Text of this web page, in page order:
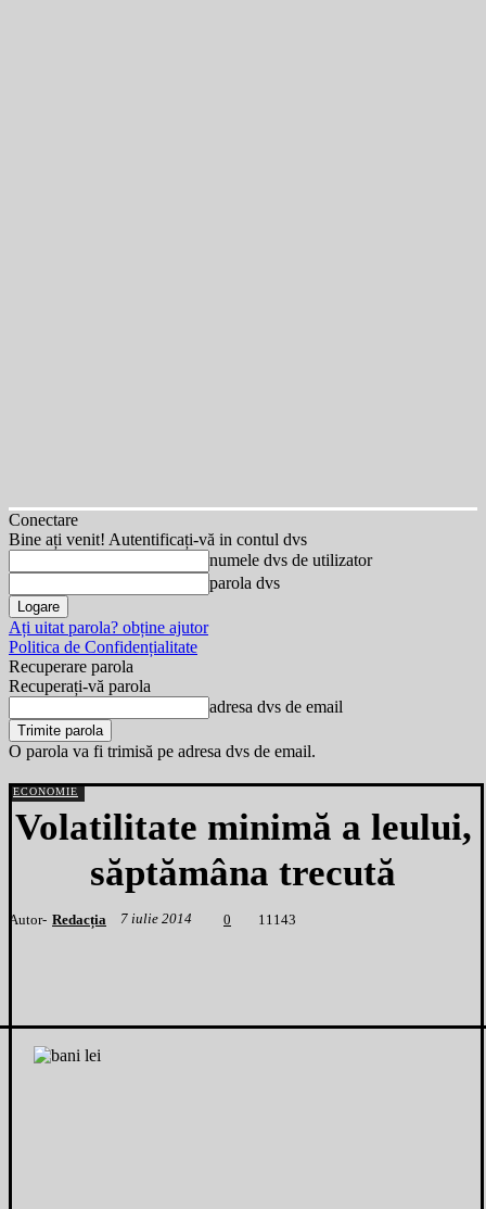
Conectare
Bine ați venit! Autentificați-vă in contul dvs
numele dvs de utilizator
parola dvs
Ați uitat parola? obține ajutor
Politica de Confidențialitate
Recuperare parola
Recuperați-vă parola
adresa dvs de email
O parola va fi trimisă pe adresa dvs de email.
ECONOMIE
Volatilitate minimă a leului,
săptămâna trecută
Autor- Redacția 7 iulie 2014 0 1 1143